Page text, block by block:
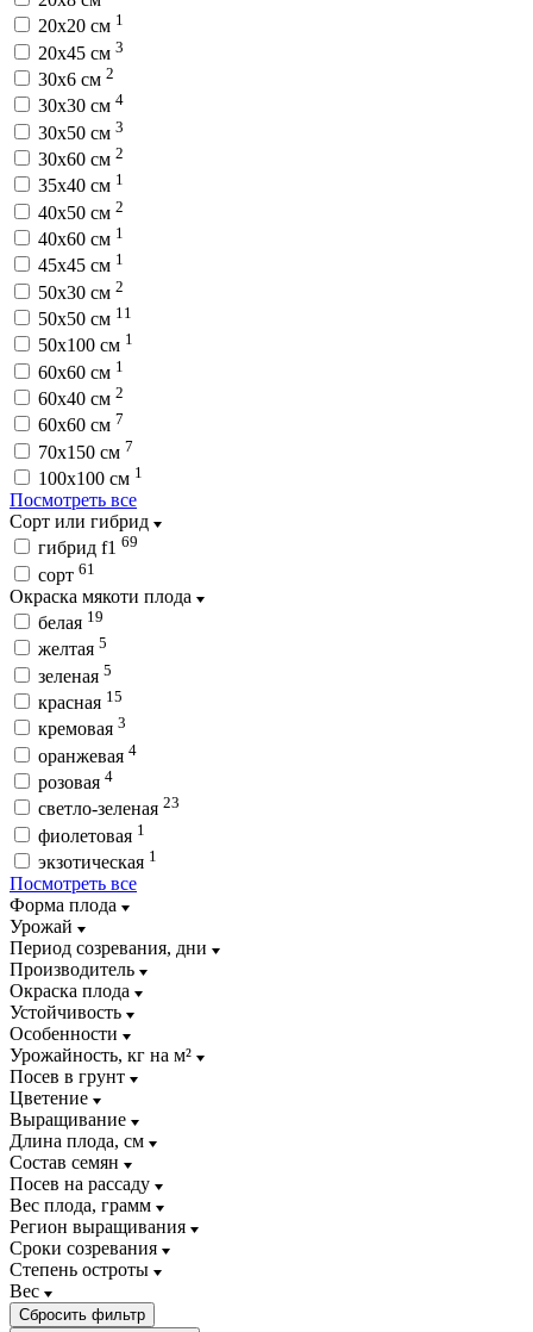
20х20 см 1
20х45 см 3
30х6 см 2
30х30 см 4
30х50 см 3
30х60 см 2
35х40 см 1
40х50 см 2
40х60 см 1
45х45 см 1
50х30 см 2
50х50 см 11
50х100 см 1
60x60 см 1
60х40 см 2
60х60 см 7
70х150 см 7
100х100 см 1
Посмотреть все
Сорт или гибрид
гибрид f1 69
сорт 61
Окраска мякоти плода
белая 19
желтая 5
зеленая 5
красная 15
кремовая 3
оранжевая 4
розовая 4
светло-зеленая 23
фиолетовая 1
экзотическая 1
Посмотреть все
Форма плода
Урожай
Период созревания, дни
Производитель
Окраска плода
Устойчивость
Особенности
Урожайность, кг на м²
Посев в грунт
Цветение
Выращивание
Длина плода, см
Состав семян
Посев на рассаду
Вес плода, грамм
Регион выращивания
Сроки созревания
Степень остроты
Вес